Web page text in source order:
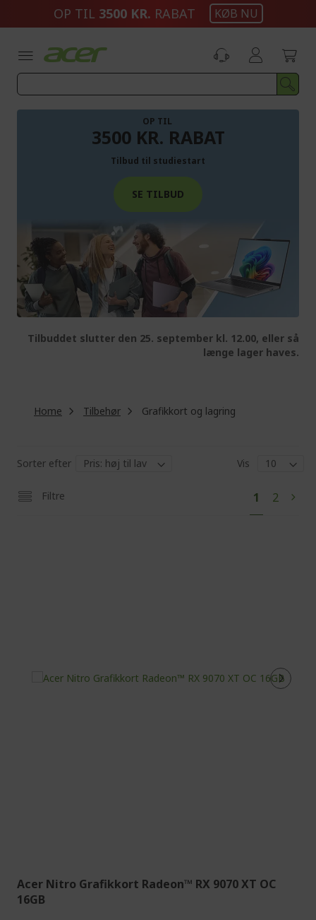
OP TIL 3500 KR. RABAT KØB NU
OP TIL
3500 KR. RABAT
Tilbud til studiestart
SE TILBUD
Tilbuddet slutter den 25. september kl. 12.00, eller så
længe lager haves.
Home Tilbehør Grafikkort og lagring
Sorter efter Vis
Filtre
You're
currently
1 Page
2 Page
Next
Acer Nitro Grafikkort Radeon™ RX 9070 XT OC
16GB